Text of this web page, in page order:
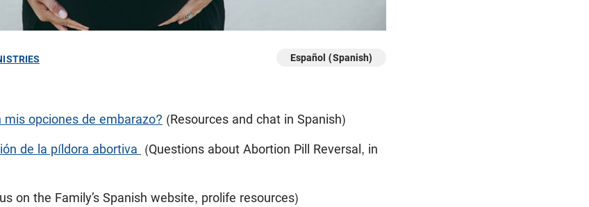
Español (Spanish)
mis opciones de embarazo? (Resources and chat in Spanish)
de la píldora abortiva (Questions about Abortion Pill Reversal, in
on the Family’s Spanish website, prolife resources)